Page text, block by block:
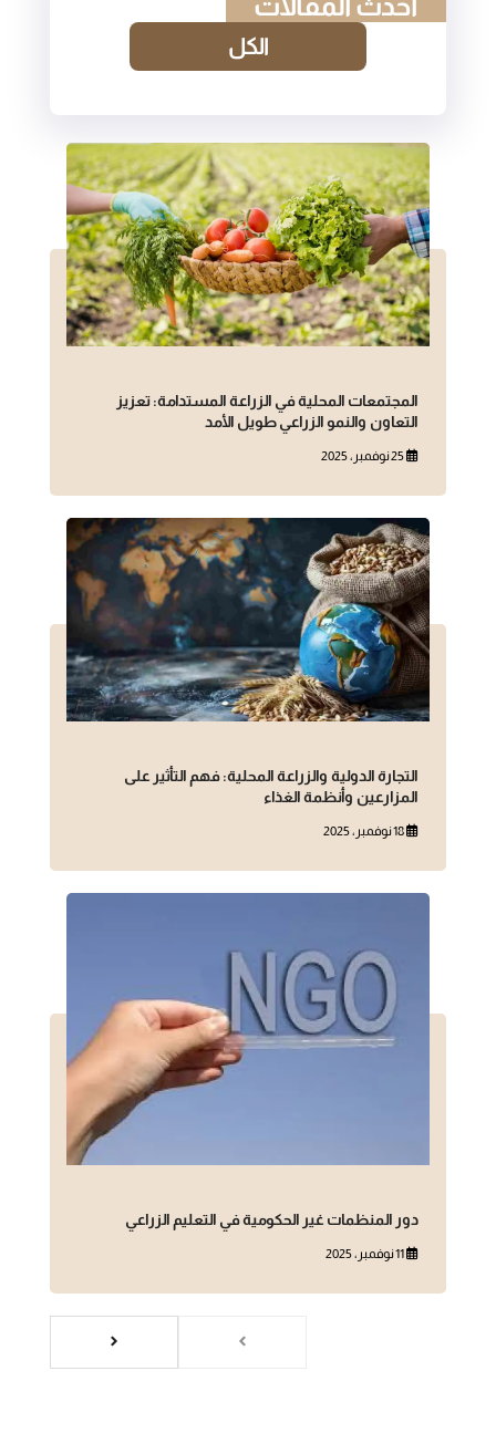
الكل
المجتمعات المحلية في الزراعة المستدامة: تعزيز
التعاون والنمو الزراعي طويل الأمد
التجارة الدولية والزراعة المحلية: فهم التأثير على
المزارعين وأنظمة الغذاء
دور المنظمات غير الحكومية في التعليم الزراعي